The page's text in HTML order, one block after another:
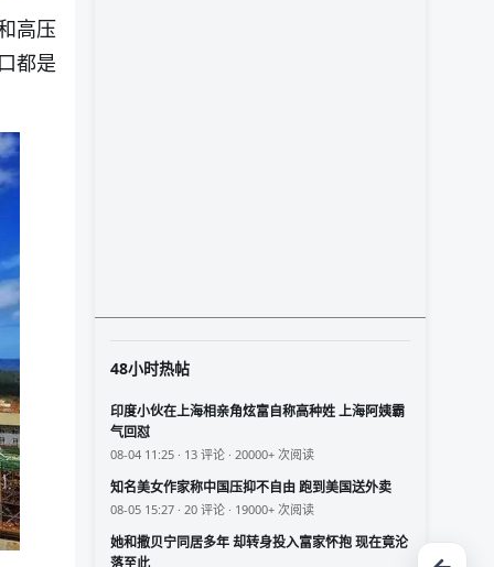
高压
都是
48小时热帖
印度小伙在上海相亲角炫富自称高种姓 上海阿姨霸
气回怼
08-04 11:25 · 13 评论 · 20000+ 次阅读
知名美女作家称中国压抑不自由 跑到美国送外卖
08-05 15:27 · 20 评论 · 19000+ 次阅读
她和撒贝宁同居多年 却转身投入富家怀抱 现在竟沦
落至此